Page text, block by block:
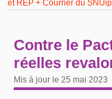
et REP + Courrier du
Contre le
réelles
Mis à jour le 25 mai 2023